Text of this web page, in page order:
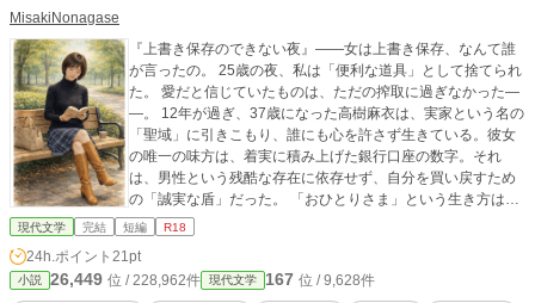
MisakiNonagase
『上書き保存のできない夜』――女は上書き保存、なんて誰
が言ったの。 25歳の夜、私は「便利な道具」として捨てられ
た。 愛だと信じていたものは、ただの搾取に過ぎなかった―
―。 12年が過ぎ、37歳になった高樹麻衣は、実家という名の
「聖域」に引きこもり、誰にも心を許さず生きている。彼女
の唯一の味方は、着実に積み上げた銀行口座の数字。それ
は、男性という残酷な存在に依存せず、自分を買い戻すため
の「誠実な盾」だった。 「おひとりさま」という生き方は、
逃げなのか。それとも、至高の自立なのか。 50歳になった彼
寂の結末。 これは、傷跡さえも自分の一部として愛し抜く、
ある女性の誇り高い独白。
現代文学 完結 短編 R18
24h.ポイント 21pt
小説 26,449 位 / 228,962件 現代文学 167 位 / 9,628件